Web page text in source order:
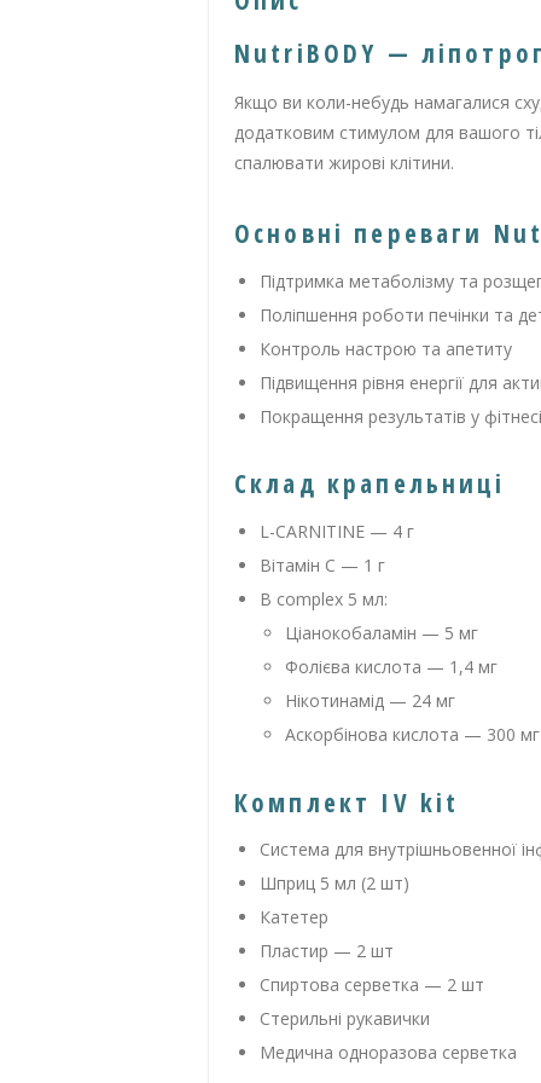
NutriBODY —
Якщо ви коли-небудь намагалися
додатковим стимулом для вашого
спалювати жирові клітини.
Основні переваги
Підтримка метаболізму та
Поліпшення роботи печінки та
Контроль настрою та апетиту
Підвищення рівня енергії для
Покращення результатів у
Склад крапельниці
L-CARNITINE — 4 г
Вітамін C — 1 г
B complex 5 мл:
Ціанокобаламін — 5 мг
Фолієва кислота — 1,4 мг
Нікотинамід — 24 мг
Аскорбінова кислота — 300 мг
Комплект IV kit
Система для внутрішньовенної
Шприц 5 мл (2 шт)
Катетер
Пластир — 2 шт
Спиртова серветка — 2 шт
Стерильні рукавички
Медична одноразова серветка